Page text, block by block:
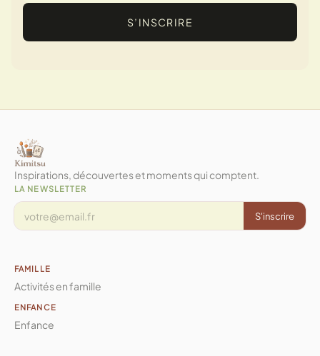
S’INSCRIRE
Inspirations, découvertes et moments qui comptent.
LA NEWSLETTER
S'inscrire
FAMILLE
Activités en famille
ENFANCE
Enfance